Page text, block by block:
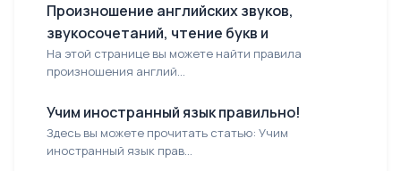
Произношение английских звуков,
звукосочетаний, чтение букв и
На этой странице вы можете найти правила
произношения англий...
Учим иностранный язык правильно!
Здесь вы можете прочитать статью: Учим
иностранный язык прав...